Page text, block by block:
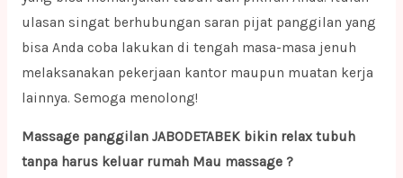
ulasan singat berhubungan saran pijat panggilan yang
bisa Anda coba lakukan di tengah masa-masa jenuh
melaksanakan pekerjaan kantor maupun muatan kerja
lainnya. Semoga menolong!
Massage panggilan JABODETABEK bikin relax tubuh
tanpa harus keluar rumah Mau massage ?